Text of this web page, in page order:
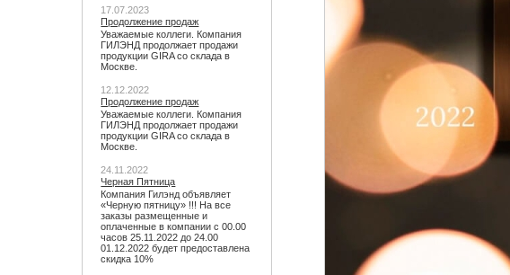
17.07.2023
Продолжение продаж
Уважаемые коллеги. Компания
ГИЛЭНД продолжает продажи
продукции GIRA со склада в
Москве.
12.12.2022
Продолжение продаж
Уважаемые коллеги. Компания
ГИЛЭНД продолжает продажи
продукции GIRA со склада в
Москве.
24.11.2022
Черная Пятница
Компания Гилэнд объявляет
«Черную пятницу» !!! На все
заказы размещенные и
оплаченные в компании с 00.00
часов 25.11.2022 до 24.00
01.12.2022 будет предоставлена
скидка 10%